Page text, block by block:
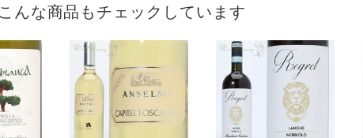
んな商品もチェックしています